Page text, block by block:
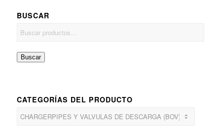
BUSCAR
Buscar
CATEGORÍAS DEL PRODUCTO